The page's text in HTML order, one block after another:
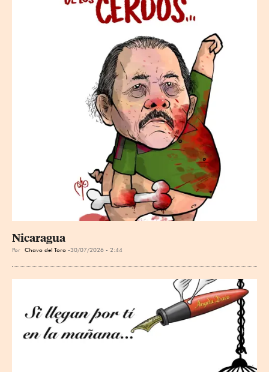
Nicaragua
Por Chavo del Toro 30/07/2026 - 2:44